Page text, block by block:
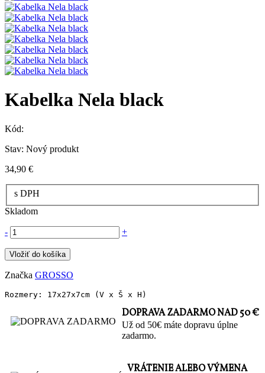
Kabelka Nela black
Kód:
Stav: Nový produkt
34,90 €
s DPH
Skladom
- +
Vložiť do košíka
Značka GROSSO
Rozmery: 17x27x7cm (V x Š x H)
DOPRAVA ZADARMO NAD 50 €
Už od 50€ máte dopravu úplne
zadarmo.
VRÁTENIE ALEBO VÝMENA